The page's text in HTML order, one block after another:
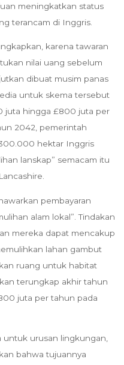
meningkatkan status
terancam di Inggris.
karena tawaran
nilai uang sebelum
dibuat musim panas
untuk skema tersebut
juta hingga £800 juta per
2042, pemerintah
hektar Inggris
lanskap” semacam itu
pembayaran
alam lokal”. Tindakan
mereka dapat mencakup
lahan gambut
ruang untuk habitat
terungkap akhir tahun
juta per tahun pada
untuk urusan lingkungan,
bahwa tujuannya